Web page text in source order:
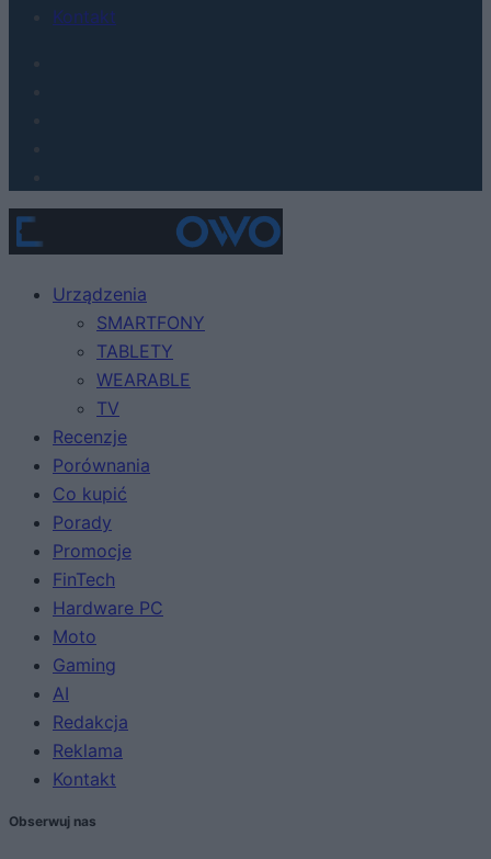
Kontakt
Urządzenia
SMARTFONY
TABLETY
WEARABLE
TV
Recenzje
Porównania
Co kupić
Porady
Promocje
FinTech
Hardware PC
Moto
Gaming
AI
Redakcja
Reklama
Kontakt
Obserwuj nas